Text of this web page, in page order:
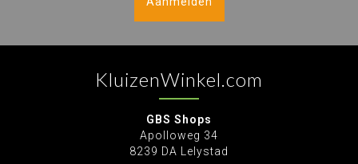
KluizenWinkel.com
GBS Shops
Apolloweg 34
8239 DA Lelystad